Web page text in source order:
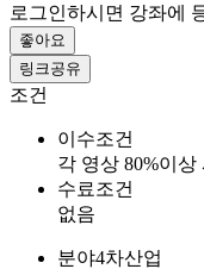
로그인하시면 강좌에
좋아요
링크공유
조건
이수조건
각 영상 80%이상
수료조건
없음
분야4차산업